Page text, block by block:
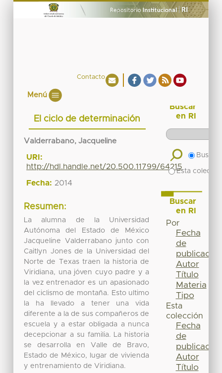
Contacto
Menú
El ciclo de determinación
Valderrabano, Jacqueline
URI:
http://hdl.handle.net/20.500.11799/64215
Fecha: 2014
Resumen:
La alumna de la Universidad
Autónoma del Estado de México
Jacqueline Valderrabano junto con
Caitlyn Jones de la Universidad del
Norte de Texas traen la historia de
Viridiana, una jóven cuyo padre y a
la vez entrenador es un apasionado
del ciclismo de montaña. Esto ultimo
la ha llevado a tener una vida
diferente a la de sus compañeros de
escuela y a estar obligada a nunca
decepcionar a su familia. La historia
se desarrolla en Valle de Bravo,
Estado de México, lugar de vivienda
y entrenamiento de Viridiana.
Buscar
en RI
Buscar
Esta
Buscar
en RI
Por
Fecha
de
publicación
Autor
Título
Materia
Tipo
Esta
colección
Fecha
de
publicación
Autor
Título